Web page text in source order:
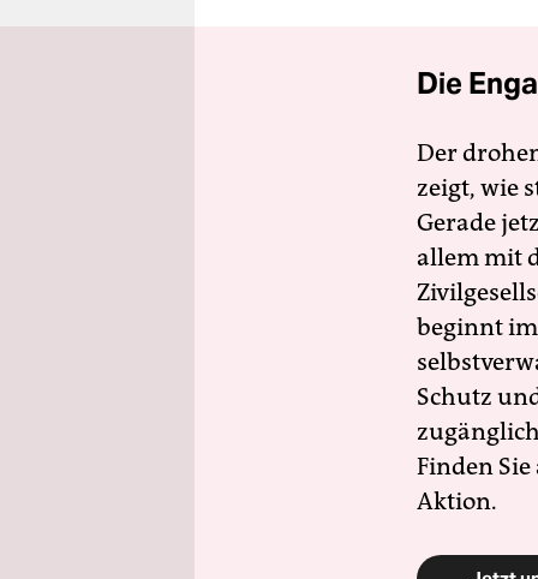
Die
Der
zeigt, wie
Gerade
allem mit
beginnt
Schutz
Finden
Aktion.